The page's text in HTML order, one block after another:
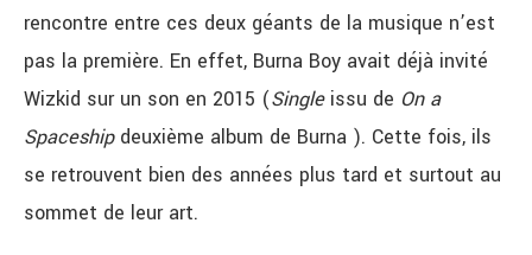
rencontre entre ces deux géants de la musique n’est
pas la première. En effet, Burna Boy avait déjà invité
Wizkid sur un son en 2015 (Singleissu de On a
Spaceshipdeuxième album de Burna ). Cette fois, ils
se retrouvent bien des années plus tard et surtout au
sommet de leur art.